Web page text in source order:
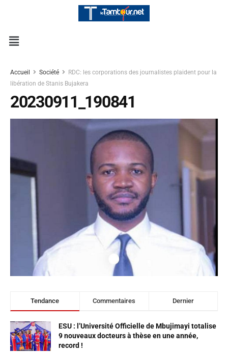
Accueil Société
RDC: les corporations des journalistes plaident pour la
libération de Stanis Bujakera
20230911_190841
Tendance Commentaires Dernier
ESU : l’Université Officielle de Mbujimayi totalise
9 nouveaux docteurs à thèse en une année,
record !